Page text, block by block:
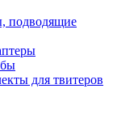
подводящие
для твитеров